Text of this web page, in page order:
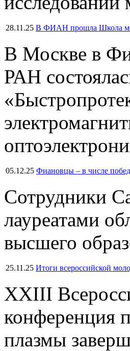
28.11.25 В ФИАН прошла Школа
В Москве в
РАН
05.12.25 Фиановцы – в числе
Сотрудники
лауреатами
высшего
25.11.25 Итоги всероссийской
XXIII
конференция
плазмы